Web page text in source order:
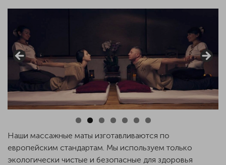
Наши массажные маты изготавливаются по
европейским стандартам. Мы используем только
экологически чистые и безопасные для здоровья